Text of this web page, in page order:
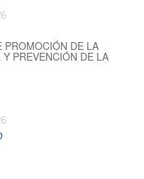
PROMOCIÓN DE LA
PREVENCIÓN DE LA